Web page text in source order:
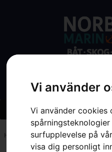
Vi använder
Vi använder cookies
surfupplevelse på
visa dig personligt
Hem 56.48 cm